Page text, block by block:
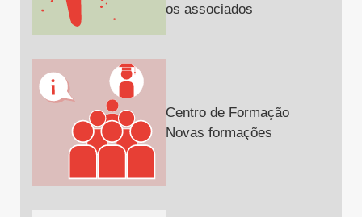
os associados
Centro de Formação
Novas formações